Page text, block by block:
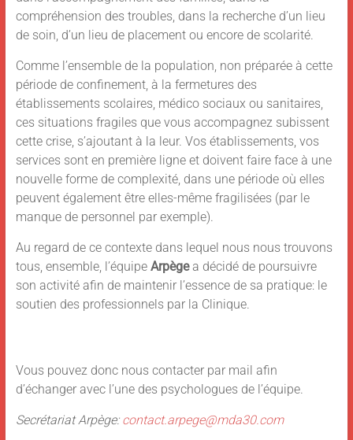
compréhension des troubles, dans la recherche d’un lieu
de soin, d’un lieu de placement ou encore de scolarité.
Comme l’ensemble de la population, non préparée à cette
période de confinement, à la fermetures des
établissements scolaires, médico sociaux ou sanitaires,
ces situations fragiles que vous accompagnez subissent
cette crise, s’ajoutant à la leur. Vos établissements, vos
services sont en première ligne et doivent faire face à une
nouvelle forme de complexité, dans une période où elles
peuvent également être elles-même fragilisées (par le
manque de personnel par exemple).
Au regard de ce contexte dans lequel nous nous trouvons
tous, ensemble, l’équipe Arpègea décidé de poursuivre
son activité afin de maintenir l’essence de sa pratique: le
soutien des professionnels par la Clinique.
Vous pouvez donc nous contacter par mail afin
d’échanger avec l’une des psychologues de l’équipe.
Secrétariat Arpège: contact.arpege@mda30.com